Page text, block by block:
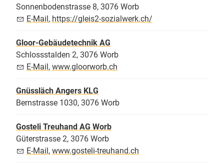
Sonnenbodenstrasse 8, 3076 Worb
E-Mail, https://gleis2-sozialwerk.ch/
Gloor-Gebäudetechnik AG
Schlossstalden 2, 3076 Worb
E-Mail, www.gloorworb.ch
Gnüssläch Angers KLG
Bernstrasse 1030, 3076 Worb
Gosteli Treuhand AG Worb
Güterstrasse 2, 3076 Worb
E-Mail, www.gosteli-treuhand.ch